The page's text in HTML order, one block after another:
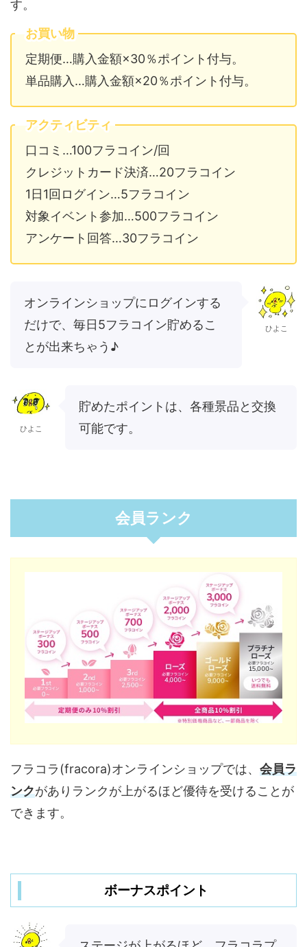
す。
お買い物
定期便…購入金額×30％ポイント付与。
単品購入…購入金額×20％ポイント付与。
アクティビティ
口コミ…100フラコイン/回
クレジットカード決済…20フラコイン
1日1回ログイン…5フラコイン
対象イベント参加…500フラコイン
アンケート回答…30フラコイン
オンラインショップにログインする
だけで、毎日5フラコイン貯めるこ
とが出来ちゃう♪
ひよこ
ひよこ
貯めたポイントは、各種景品と交換
可能です。
会員ランク
フラコラ(fracora)オンラインショップでは、 会員ラ
ンクがありランクが上がるほど優待を受けることが
できます。
ボーナスポイント